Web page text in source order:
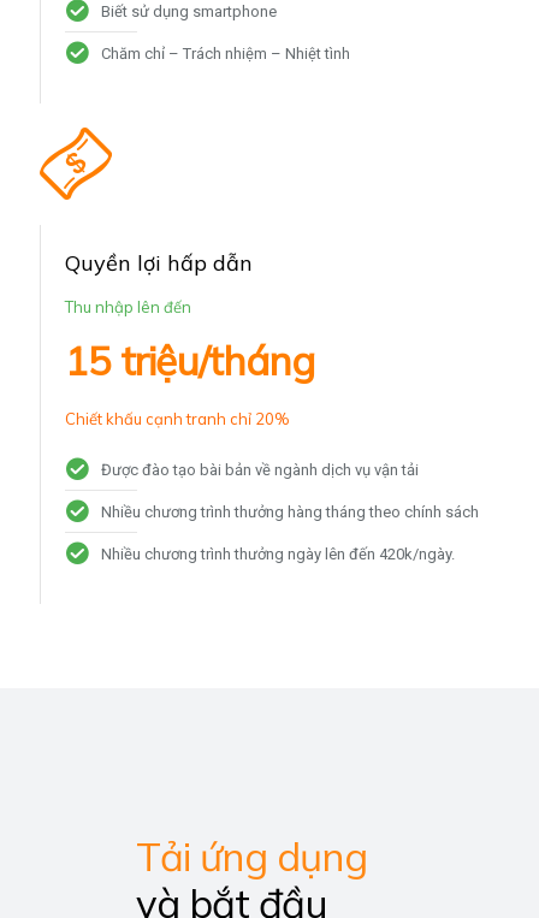
Biết sử dụng smartphone
Chăm chỉ – Trách nhiệm – Nhiệt tình
Quyền lợi hấp dẫn
Thu nhập lên đến
15 triệu/tháng
Chiết khấu cạnh tranh chỉ 20%
Được đào tạo bài bản về ngành dịch vụ vận tải
Nhiều chương trình thưởng hàng tháng theo chính sách
Nhiều chương trình thưởng ngày lên đến 420k/ngày.
Tải ứng dụng
và bắt đầu